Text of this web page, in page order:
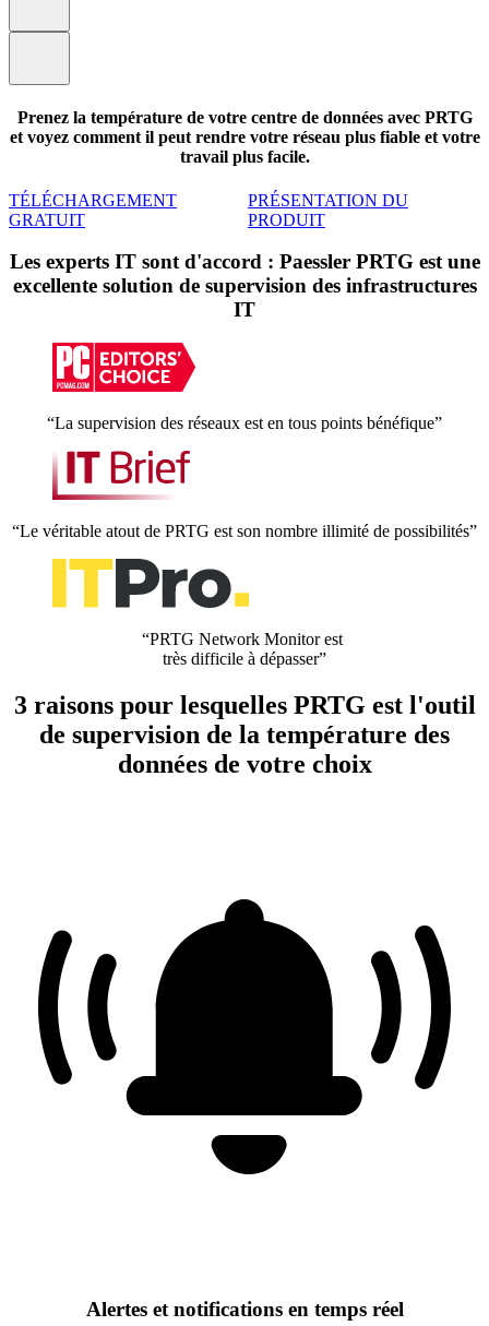
Prenez la température de votre centre de données avec PRTG
et voyez comment il peut rendre votre réseau plus fiable et votre
travail plus facile.
TÉLÉCHARGEMENT
GRATUIT
PRÉSENTATION DU
PRODUIT
Les experts IT sont d'accord : Paessler PRTG est une
excellente solution de supervision des infrastructures
IT
“La supervision des réseaux est en tous points bénéfique”
“Le véritable atout de PRTG est son nombre illimité de possibilités”
“PRTG Network Monitor est
très difficile à dépasser”
3 raisons pour lesquelles PRTG est l'outil
de supervision de la température des
données de votre choix
Alertes et notifications en temps réel